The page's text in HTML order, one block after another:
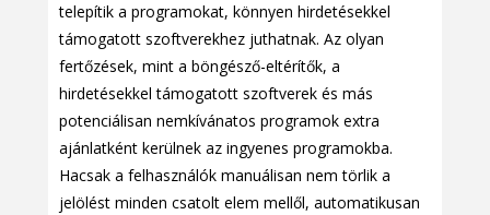
telepítik a programokat, könnyen hirdetésekkel
támogatott szoftverekhez juthatnak. Az olyan
fertőzések, mint a böngésző-eltérítők, a
hirdetésekkel támogatott szoftverek és más
potenciálisan nemkívánatos programok extra
ajánlatként kerülnek az ingyenes programokba.
Hacsak a felhasználók manuálisan nem törlik a
jelölést minden csatolt elem mellől, automatikusan